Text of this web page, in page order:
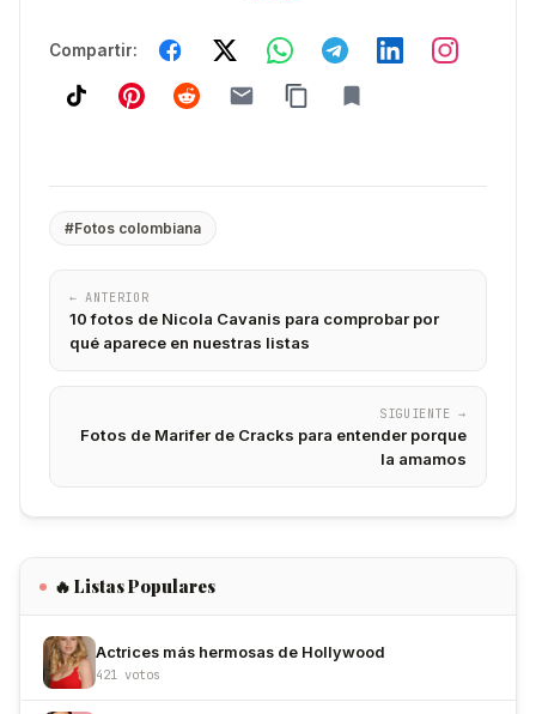
Compartir:
#Fotos colombiana
← ANTERIOR
10 fotos de Nicola Cavanis para comprobar por
qué aparece en nuestras listas
SIGUIENTE →
Fotos de Marifer de Cracks para entender porque
la amamos
🔥 Listas Populares
Actrices más hermosas de Hollywood
421 votos